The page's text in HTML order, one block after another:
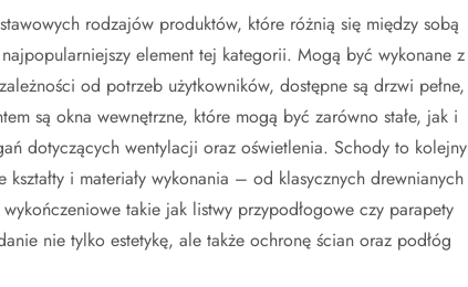
rodzajów produktów, które różnią się między sobą
element tej kategorii. Mogą być wykonane z
od potrzeb użytkowników, dostępne są drzwi pełne,
są okna wewnętrzne, które mogą być zarówno stałe, jak i
dotyczących wentylacji oraz oświetlenia. Schody to kolejny
i materiały wykonania – od klasycznych drewnianych
takie jak listwy przypodłogowe czy parapety
nie tylko estetykę, ale także ochronę ścian oraz podłóg